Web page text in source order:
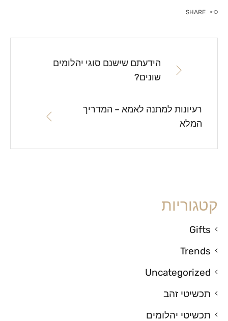
SHARE
הידעתם שישנם סוגי יהלומים
שונים?
רעיונות למתנה לאמא – המדריך
המלא
קטגוריות
Gifts
Trends
Uncategorized
תכשיטי זהב
תכשיטי יהלומים